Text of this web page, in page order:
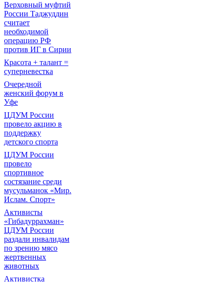
Верховный муфтий
России Таджуддин
считает
необходимой
операцию РФ
против ИГ в Сирии
Красота + талант =
суперневестка
Очередной
женский форум в
Уфе
ЦДУМ России
провело акцию в
поддержку
детского спорта
ЦДУМ России
провело
спортивное
состязание среди
мусульманок «Мир.
Ислам. Спорт»
Активисты
«Гибадуррахман»
ЦДУМ России
раздали инвалидам
по зрению мясо
жертвенных
животных
Активистка